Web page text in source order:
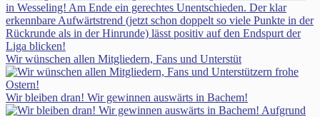
Wir wünschen allen Mitgliedern, Fans und Unterstüt
Wir bleiben dran! Wir gewinnen auswärts in Bachem!